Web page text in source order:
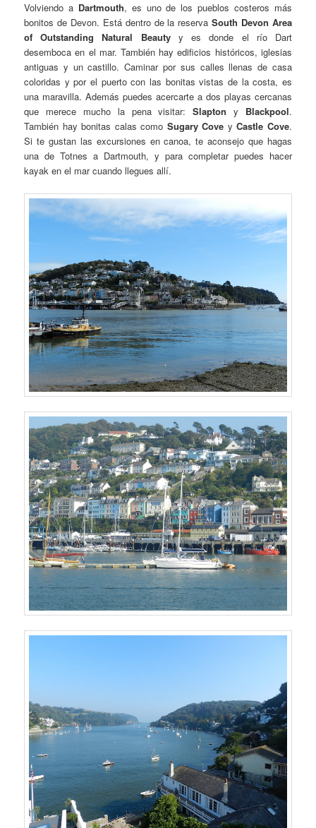
Volviendo aDartmouth, es uno de los pueblos costeros más
bonitos de Devon. Está dentro de la reservaSouth Devon Area
of Outstanding Natural Beautyy es donde el río Dart
desemboca en el mar. También hay edificios históricos, iglesias
antiguas y un castillo. Caminar por sus calles llenas de casa
coloridas y por el puerto con las bonitas vistas de la costa, es
una maravilla. Además puedes acercarte a dos playas cercanas
que merece mucho la pena visitar:Slapton y Blackpool.
También hay bonitas calas como Sugary Cove yCastle Cove.
Si te gustan las excursiones en canoa, te aconsejo que hagas
una de Totnes a Dartmouth, y para completar puedes hacer
kayak en el mar cuando llegues allí.